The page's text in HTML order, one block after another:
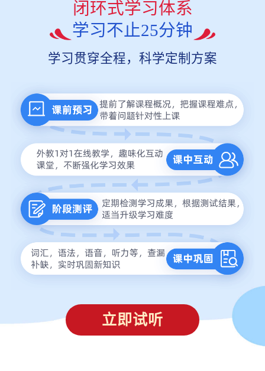
闭环式学习体系
学习不止25分钟
学习贯穿全程，科学定制方案
立即试听